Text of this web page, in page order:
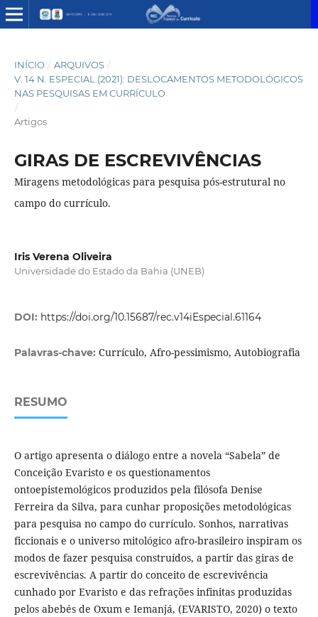
INÍCIO / ARQUIVOS /
V. 14 N. ESPECIAL (2021): DESLOCAMENTOS METODOLÓGICOS
NAS PESQUISAS EM CURRÍCULO
/
Artigos
GIRAS DE ESCREVIVÊNCIAS
Miragens metodológicas para pesquisa pós-estrutural no
campo do currículo.
Iris Verena Oliveira
Universidade do Estado da Bahia (UNEB)
DOI: https://doi.org/10.15687/rec.v14iEspecial.61164
Palavras-chave: Currículo, Afro-pessimismo, Autobiografia
RESUMO
O artigo apresenta o diálogo entre a novela “Sabela” de
Conceição Evaristo e os questionamentos
ontoepistemológicos produzidos pela filósofa Denise
Ferreira da Silva, para cunhar proposições metodológicas
para pesquisa no campo do currículo. Sonhos, narrativas
ficcionais e o universo mitológico afro-brasileiro inspiram os
modos de fazer pesquisa construídos, a partir das giras de
escrevivências. A partir do conceito de escrevivência
cunhado por Evaristo e das refrações infinitas produzidas
pelos abebés de Oxum e Iemanjá, (EVARISTO, 2020) o texto